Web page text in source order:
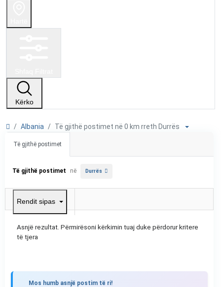
Kërko
Albania Të gjithë postimet në 0 km rreth Durrës
Të gjithë postimet
Të gjithë postimet në Durrës
Rendit sipas
Asnjë rezultat. Përmirësoni kërkimin tuaj duke përdorur kritere
të tjera
Mos humb asnjë postim të ri!